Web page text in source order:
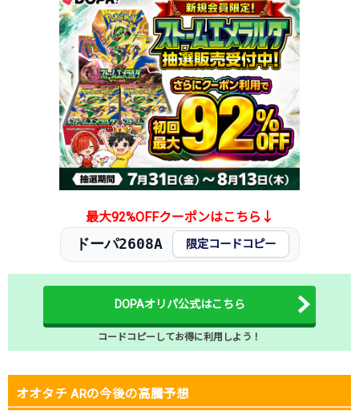
最大92%OFFクーポンはこちら↓
ドーパ2608A 限定コードコピー
DOPAオリパ公式はこちら
コードコピーしてお得に利用しよう！
オオタチ ARの今後の高騰予想